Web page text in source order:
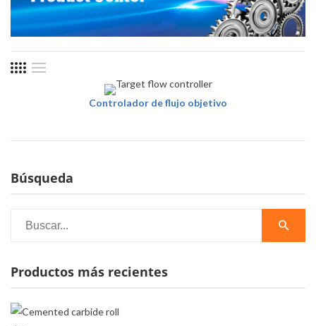
Búsqueda
Productos más recientes
Controlador de flujo objetivo